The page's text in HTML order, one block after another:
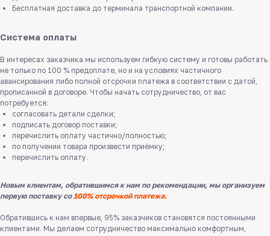
Бесплатная доставка до терминала транспортной компании.
Система оплаты
В интересах заказчика мы используем гибкую систему и готовы работать
не только по 100 % предоплате, но и на условиях частичного
авансирования либо полной отсрочки платежа в соответствии с датой,
прописанной в договоре. Чтобы начать сотрудничество, от вас
потребуется:
согласовать детали сделки;
подписать договор поставки;
перечислить оплату частично/полностью;
по получении товара произвести приёмку;
перечислить оплату.
Новым клиентам, обратившимся к нам по рекомендации, мы организуем
первую поставку со100% отсрочкой платежа.
Обратившись к нам впервые, 95% заказчиков становятся постоянными
клиентами. Мы делаем сотрудничество максимально комфортным,